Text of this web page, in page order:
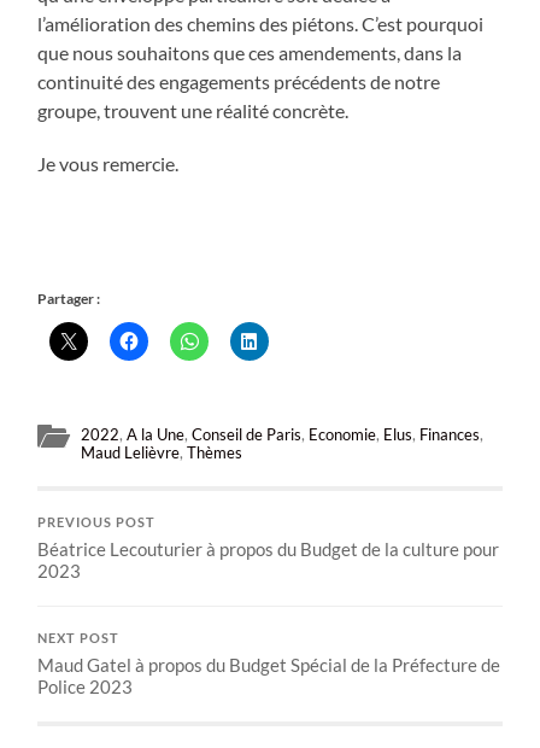
l’amélioration des chemins des piétons. C’est pourquoi
que nous souhaitons que ces amendements, dans la
continuité des engagements précédents de notre
groupe, trouvent une réalité concrète.
Je vous remercie.
Partager :
2022,A la Une,Conseil de Paris, Economie, Elus, Finances,
Maud Lelièvre,Thèmes
PREVIOUS POST
Béatrice Lecouturier à propos du Budget de la culture pour
2023
NEXT POST
Maud Gatel à propos du Budget Spécial de la Préfecture de
Police 2023